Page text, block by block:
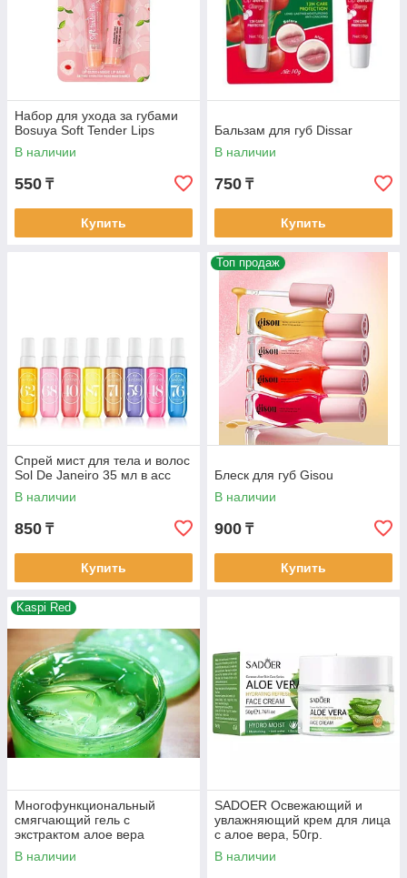
Набор для ухода за губами
Bosuya Soft Tender Lips
В наличии
550 ₸
Купить
Бальзам для губ Dissar
В наличии
750 ₸
Купить
Спрей мист для тела и волос
Sol De Janeiro 35 мл в асс
В наличии
850 ₸
Купить
Топ продаж
Блеск для губ Gisou
В наличии
900 ₸
Купить
Kaspi Red
Многофункциональный
смягчающий гель с
экстрактом алое вера
В наличии
SADOER Освежающий и
увлажняющий крем для лица
с алое вера, 50гр.
В наличии